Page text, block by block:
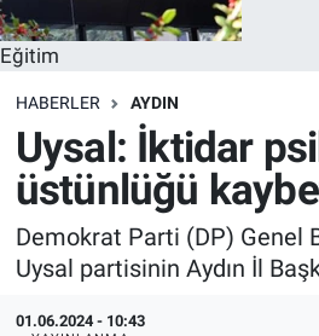
Eğitim
HABERLER AYDIN
Uysal: İktidar
üstünlüğü
Demokrat Parti (DP) Genel
Uysal partisinin Aydın İl
01.06.2024 - 10:43